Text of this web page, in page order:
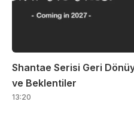
Shantae Serisi Geri
ve Beklentiler
13:20